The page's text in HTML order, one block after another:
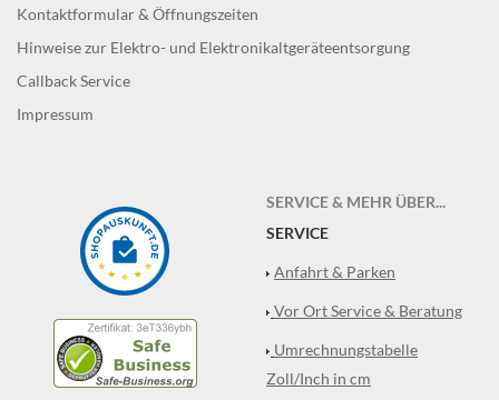
Kontaktformular & Öffnungszeiten
Hinweise zur Elektro- und Elektronikaltgeräteentsorgung
Callback Service
Impressum
SERVICE & MEHR ÜBER...
SERVICE
Anfahrt & Parken
Vor Ort Service & Beratung
Umrechnungstabelle
Zoll/Inch in cm